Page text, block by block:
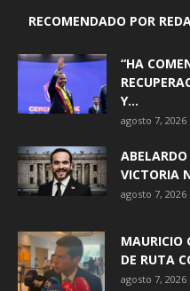
RECOMENDADO POR
“HA
Y...
agosto 7, 2026
VICTORIA
agosto 7, 2026
MAURICIO
DE RUTA
agosto 7, 2026